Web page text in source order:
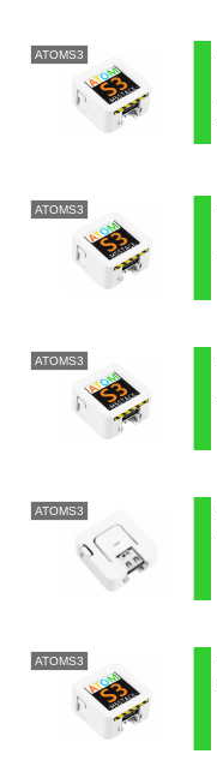
ATOMS3
ATOMS3
ATOMS3
ATOMS3
ATOMS3